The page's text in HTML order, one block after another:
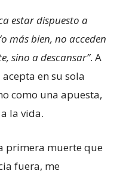
estar dispuesto a
más bien, no acceden
sino a descansar”. A
en su sola
como una apuesta,
la vida.
primera muerte que
fuera, me